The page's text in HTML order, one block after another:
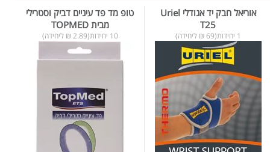
אוריאל חבק יד אגודלי Uriel
T25
1 יחידות(69 ₪ ליחידה)
טופ מד פד עיניים דביק וסטרילי
מבית TOPMED
10 יחידות(2.89 ₪ ליחידה)